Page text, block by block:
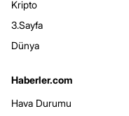
Kripto
3.Sayfa
Dünya
Haberler.com
Hava Durumu